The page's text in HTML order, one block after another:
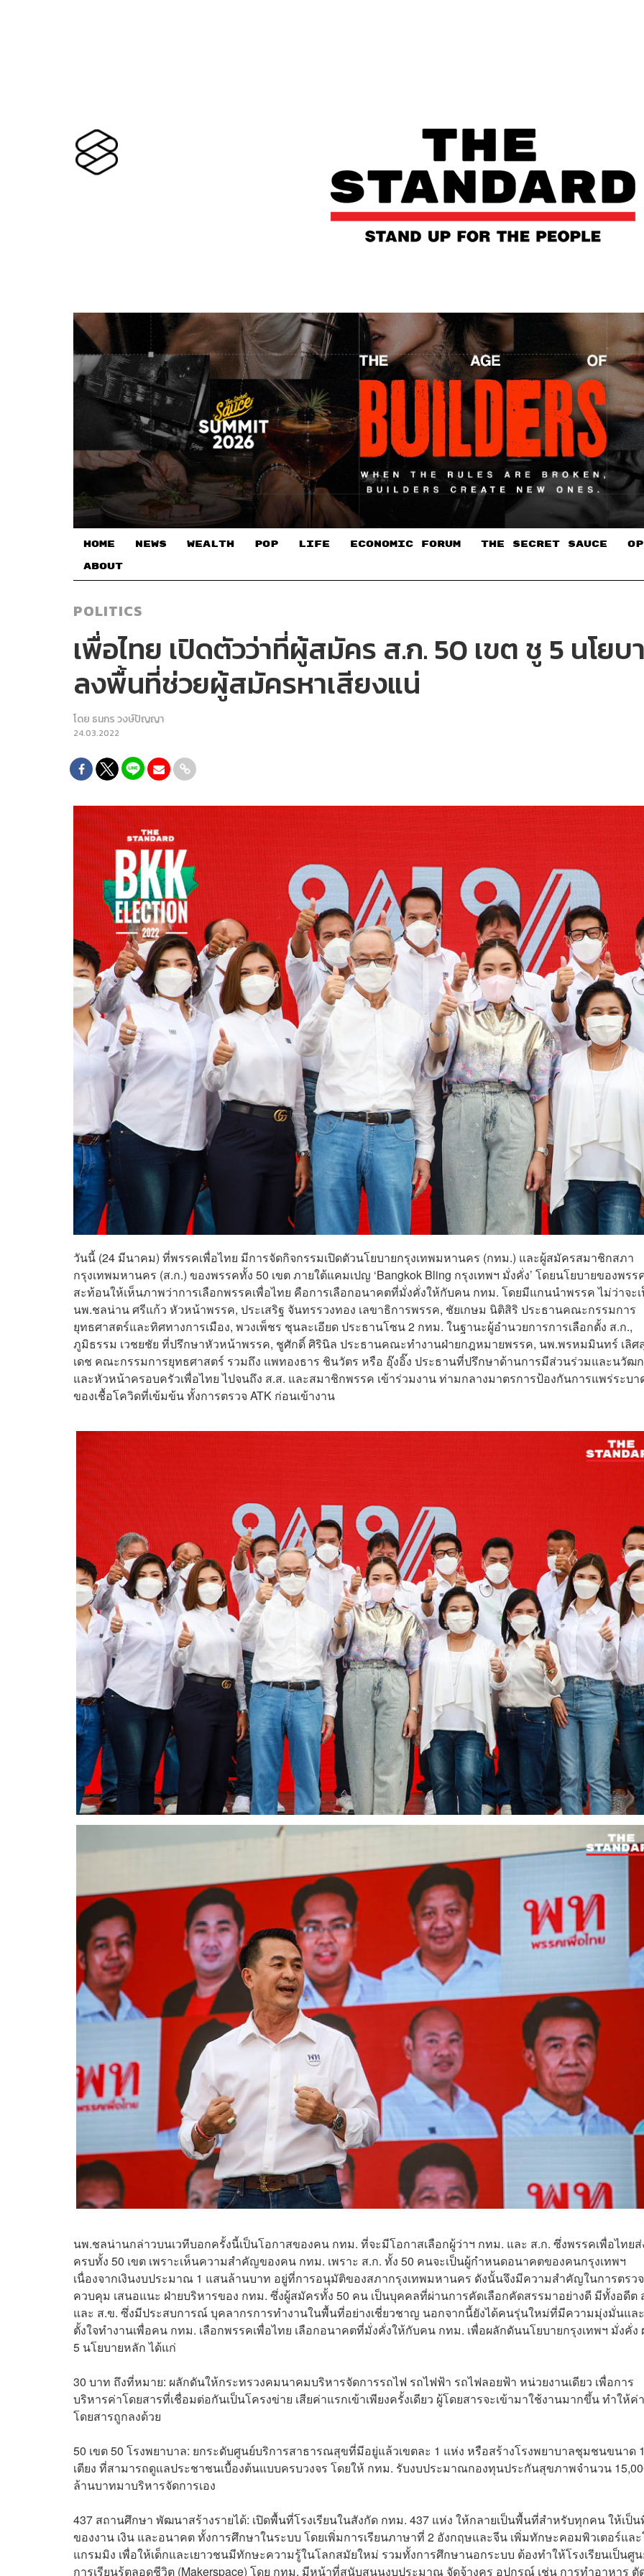
HOME NEWS WEALTH POP LIFE ECONOMIC FORUM THE SECRET SAUCE​
ABOUT
POLITICS
เพื่อไทย เปิดตัวว่าที่ผู้สมัคร ส.ก. 50 เขต ชู 5 นโยบ
ลงพื้นที่ช่วยผู้สมัครหาเสียงแน่
โดย ธนกร วงษ์ปัญญา
24.03.2022
วันนี้ (24 มีนาคม) ที่พรรคเพื่อไทย มีการจัดกิจกรรมเปิดตัวนโยบายกรุงเทพมหานคร (กทม.) และผู้สมัครสมาชิกสภา
กรุงเทพมหานคร (ส.ก.) ของพรรคทั้ง 50 เขต ภายใต้แคมเปญ ‘Bangkok Bling กรุงเทพฯ มั่งคั่ง’ โดยนโยบายของพรร
สะท้อนให้เห็นภาพว่าการเลือกพรรคเพื่อไทย คือการเลือกอนาคตที่มั่งคั่งให้กับคน กทม. โดยมีแกนนำพรรค ไม่ว่าจะ
นพ.ชลน่าน ศรีแก้ว หัวหน้าพรรค, ประเสริฐ จันทรรวงทอง เลขาธิการพรรค, ชัยเกษม นิติสิริ ประธานคณะกรรมการ
ยุทธศาสตร์และทิศทางการเมือง, พวงเพ็ชร ชุนละเอียด ประธานโซน 2 กทม. ในฐานะผู้อำนวยการการเลือกตั้ง ส.ก.,
ภูมิธรรม เวชยชัย ที่ปรึกษาหัวหน้าพรรค, ชูศักดิ์ ศิรินิล ประธานคณะทำงานฝ่ายกฎหมายพรรค, นพ.พรหมมินทร์ เลิศ
เดช คณะกรรมการยุทธศาสตร์ รวมถึง แพทองธาร ชินวัตร หรือ อุ๊งอิ๊ง ประธานที่ปรึกษาด้านการมีส่วนร่วมและนวัฒ
และหัวหน้าครอบครัวเพื่อไทย ไปจนถึง ส.ส. และสมาชิกพรรค เข้าร่วมงาน ท่ามกลางมาตรการป้องกันการแพร่ระบา
ของเชื้อโควิดที่เข้มข้น ทั้งการตรวจ ATK ก่อนเข้างาน
นพ.ชลน่านกล่าวบนเวทีบอกครั้งนี้เป็นโอกาสของคน กทม. ที่จะมีโอกาสเลือกผู้ว่าฯ กทม. และ ส.ก. ซึ่งพรรคเพื่อไทยส่
ครบทั้ง 50 เขต เพราะเห็นความสำคัญของคน กทม. เพราะ ส.ก. ทั้ง 50 คนจะเป็นผู้กำหนดอนาคตของคนกรุงเทพฯ
เนื่องจากเงินงบประมาณ 1 แสนล้านบาท อยู่ที่การอนุมัติของสภากรุงเทพมหานคร ดังนั้นจึงมีความสำคัญในการตรว
ควบคุม เสนอแนะ ฝ่ายบริหารของ กทม. ซึ่งผู้สมัครทั้ง 50 คน เป็นบุคคลที่ผ่านการคัดเลือกคัดสรรมาอย่างดี มีทั้งอดีต
และ ส.ข. ซึ่งมีประสบการณ์ บุคลากรการทำงานในพื้นที่อย่างเชี่ยวชาญ นอกจากนี้ยังได้คนรุ่นใหม่ที่มีความมุ่งมั่นและ
ตั้งใจทำงานเพื่อคน กทม. เลือกพรรคเพื่อไทย เลือกอนาคตที่มั่งคั่งให้กับคน กทม. เพื่อผลักดันนโยบายกรุงเทพฯ มั่งคั่ง
5 นโยบายหลัก ได้แก่
30 บาท ถึงที่หมาย: ผลักดันให้กระทรวงคมนาคมบริหารจัดการรถไฟ รถไฟฟ้า รถไฟลอยฟ้า หน่วยงานเดียว เพื่อการ
บริหารค่าโดยสารที่เชื่อมต่อกันเป็นโครงข่าย เสียค่าแรกเข้าเพียงครั้งเดียว ผู้โดยสารจะเข้ามาใช้งานมากขึ้น ทำให้ค่
โดยสารถูกลงด้วย
50 เขต 50 โรงพยาบาล: ยกระดับศูนย์บริการสาธารณสุขที่มีอยู่แล้วเขตละ 1 แห่ง หรือสร้างโรงพยาบาลชุมชนขนาด
เตียง ที่สามารถดูแลประชาชนเบื้องต้นแบบครบวงจร โดยให้ กทม. รับงบประมาณกองทุนประกันสุขภาพจำนวน
ล้านบาทมาบริหารจัดการเอง
437 สถานศึกษา พัฒนาสร้างรายได้: เปิดพื้นที่โรงเรียนในสังกัด กทม. 437 แห่ง ให้กลายเป็นพื้นที่สำหรับทุกคน ให้เป็
ของงาน เงิน และอนาคต ทั้งการศึกษาในระบบ โดยเพิ่มการเรียนภาษาที่ 2 อังกฤษและจีน เพิ่มทักษะคอมพิวเตอร์แล
แกรมมิง เพื่อให้เด็กและเยาวชนมีทักษะความรู้ในโลกสมัยใหม่ รวมทั้งการศึกษานอกระบบ ต้องทำให้โรงเรียนเป็นศู
การเรียนรู้ตลอดชีวิต (Makerspace) โดย กทม. มีหน้าที่สนับสนุนงบประมาณ จัดจ้างครู อุปกรณ์ เช่น การทำอาหาร ตั